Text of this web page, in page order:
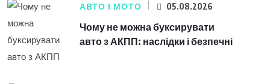
АВТО І МОТО 05.08.2026
Чому не можна буксирувати
авто з АКПП: наслідки і безпечні